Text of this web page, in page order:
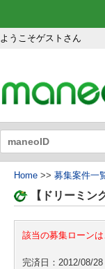
ようこそゲストさん
Home >> 募集案件一
【ドリーミ
該当の募集ローンは
完済日：2012/08/28